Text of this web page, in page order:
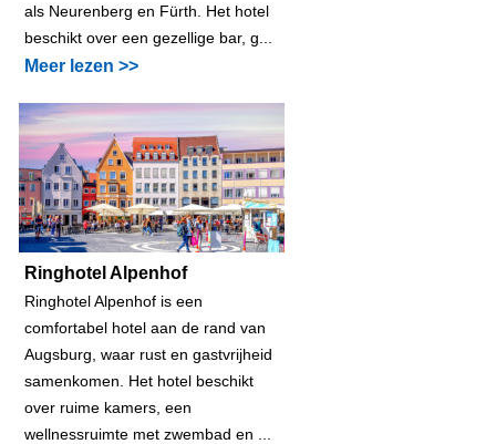
als Neurenberg en Fürth. Het hotel
beschikt over een gezellige bar, g...
Meer lezen >>
Ringhotel Alpenhof
Ringhotel Alpenhof is een
comfortabel hotel aan de rand van
Augsburg, waar rust en gastvrijheid
samenkomen. Het hotel beschikt
over ruime kamers, een
wellnessruimte met zwembad en ...